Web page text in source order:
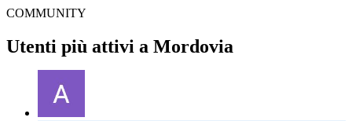
COMMUNITY
Utenti più attivi a Mordovia